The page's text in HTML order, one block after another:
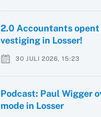
2.0 Accountants opent
vestiging in Losser!
30 JULI 2026, 15:23
Podcast: Paul Wigger
mode in Losser